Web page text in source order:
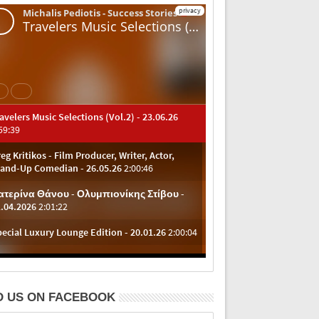
US ON FACEBOOK